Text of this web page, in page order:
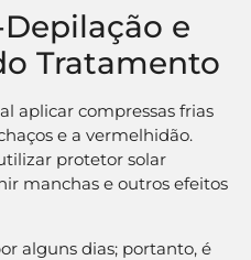
e
Tratamento
aplicar compressas frias
e a vermelhidão.
protetor solar
manchas e outros efeitos
alguns dias; portanto, é